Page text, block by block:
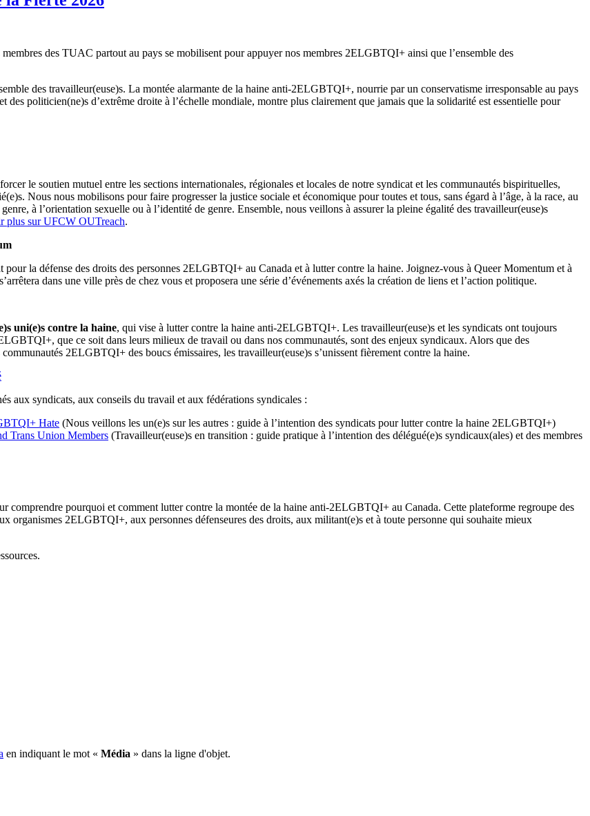
des TUAC partout au pays se mobilisent pour appuyer nos membres 2ELGBTQI+ ainsi que l’ensemble des
des travailleur(euse)s. La montée alarmante de la haine anti-2ELGBTQI+, nourrie par un conservatisme irresponsable au pays
politicien(ne)s d’extrême droite à l’échelle mondiale, montre plus clairement que jamais que la solidarité est essentielle pour
le soutien mutuel entre les sections internationales, régionales et locales de notre syndicat et les communautés bispirituelles,
Nous nous mobilisons pour faire progresser la justice sociale et économique pour toutes et tous, sans égard à l’âge, à la race, au
à l’orientation sexuelle ou à l’identité de genre. Ensemble, nous veillons à assurer la pleine égalité des travailleur(euse)s
plus sur UFCW OUTreach.
pour la défense des droits des personnes 2ELGBTQI+ au Canada et à lutter contre la haine. Joignez-vous à Queer Momentum et à
dans une ville près de chez vous et proposera une série d’événements axés la création de liens et l’action politique.
uni(e)s contre la haine, qui vise à lutter contre la haine anti-2ELGBTQI+. Les travailleur(euse)s et les syndicats ont toujours
que ce soit dans leurs milieux de travail ou dans nos communautés, sont des enjeux syndicaux. Alors que des
2ELGBTQI+ des boucs émissaires, les travailleur(euse)s s’unissent fièrement contre la haine.
aux syndicats, aux conseils du travail et aux fédérations syndicales :
Hate (Nous veillons les un(e)s sur les autres : guide à l’intention des syndicats pour lutter contre la haine 2ELGBTQI+)
Trans Union Members (Travailleur(euse)s en transition : guide pratique à l’intention des délégué(e)s syndicaux(ales) et des membres
comprendre pourquoi et comment lutter contre la montée de la haine anti-2ELGBTQI+ au Canada. Cette plateforme regroupe des
organismes 2ELGBTQI+, aux personnes défenseures des droits, aux militant(e)s et à toute personne qui souhaite mieux
en indiquant le mot « Média » dans la ligne d'objet.